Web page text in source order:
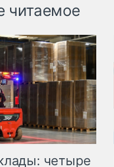
читаемое
четыре